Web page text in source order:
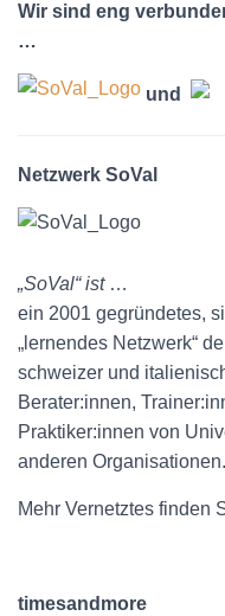
Wir sind eng
…
und
Netzwerk SoVal
„SoVal“ ist…
ein 2001 gegründetes,
„lernendes Netzwerk“
schweizer und
Berater:innen,
Praktiker:innen von
anderen Organisationen.
Mehr Vernetztes finden
timesandmore